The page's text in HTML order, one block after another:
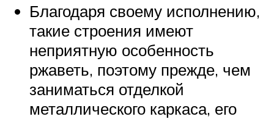
Благодаря своему исполнению,
такие строения имеют
неприятную особенность
ржаветь, поэтому прежде, чем
заниматься отделкой
металлического каркаса, его